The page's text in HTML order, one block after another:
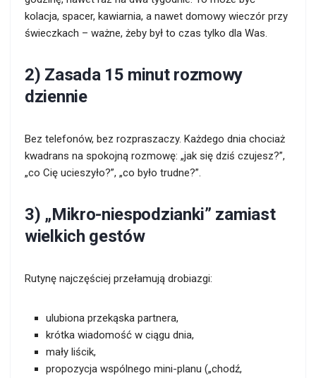
kolacja, spacer, kawiarnia, a nawet domowy wieczór przy
świeczkach – ważne, żeby był to czas tylko dla Was.
2) Zasada 15 minut rozmowy
dziennie
Bez telefonów, bez rozpraszaczy. Każdego dnia chociaż
kwadrans na spokojną rozmowę: „jak się dziś czujesz?”,
„co Cię ucieszyło?”, „co było trudne?”.
3) „Mikro-niespodzianki” zamiast
wielkich gestów
Rutynę najczęściej przełamują drobiazgi:
ulubiona przekąska partnera,
krótka wiadomość w ciągu dnia,
mały liścik,
propozycja wspólnego mini-planu („chodź,